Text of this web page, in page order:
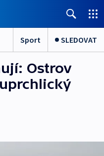
Sport SLEDOVAT
Ostrov